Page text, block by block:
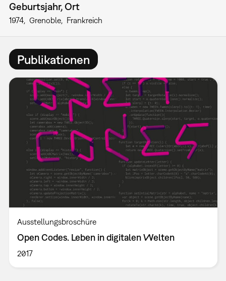
Geburtsjahr, Ort
1974 Grenoble Frankreich
Publikationen
Ausstellungsbroschüre
Open Codes. Leben in digitalen Welten
2017